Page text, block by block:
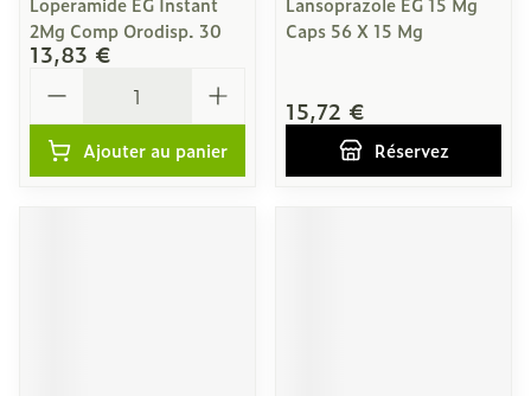
2Mg Comp Orodisp. 30
13,83 €
Ajouter au panier
Caps 56 X 15 Mg
15,72 €
Réservez